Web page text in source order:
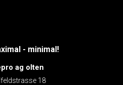
- minimal!
ag olten
18